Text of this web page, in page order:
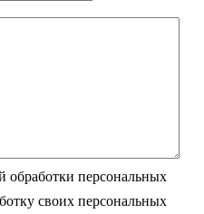
обработки персональных
своих персональных